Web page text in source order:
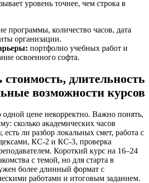
уровень точнее, чем строка в
программы, количество часов, дата
организации.
портфолио учебных работ и
освоенного софта.
длительность
возможности курсов
цене некорректно. Важно понять,
сколько академических часов
есть ли разбор локальных смет, работа с
КС-2 и КС-3, проверка
Короткий курс на 16–24
с темой, но для старта в
более длинный формат с
работами и итоговым заданием.